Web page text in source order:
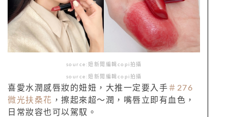
source:妞新聞編輯copi拍攝
source:妞新聞編輯copi拍攝
喜愛水潤感唇妝的妞妞，大推一定要入手＃276
微光扶桑花 ，擦起來超～潤，嘴唇立即有血色，
日常妝容也可以駕馭。